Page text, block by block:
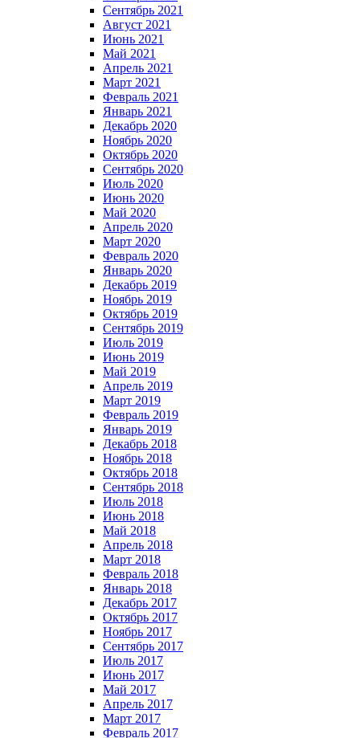
Сентябрь 2021
Август 2021
Июнь 2021
Май 2021
Апрель 2021
Март 2021
Февраль 2021
Январь 2021
Декабрь 2020
Ноябрь 2020
Октябрь 2020
Сентябрь 2020
Июль 2020
Июнь 2020
Май 2020
Апрель 2020
Март 2020
Февраль 2020
Январь 2020
Декабрь 2019
Ноябрь 2019
Октябрь 2019
Сентябрь 2019
Июль 2019
Июнь 2019
Май 2019
Апрель 2019
Март 2019
Февраль 2019
Январь 2019
Декабрь 2018
Ноябрь 2018
Октябрь 2018
Сентябрь 2018
Июль 2018
Июнь 2018
Май 2018
Апрель 2018
Март 2018
Февраль 2018
Январь 2018
Декабрь 2017
Октябрь 2017
Ноябрь 2017
Сентябрь 2017
Июль 2017
Июнь 2017
Май 2017
Апрель 2017
Март 2017
Февраль 2017